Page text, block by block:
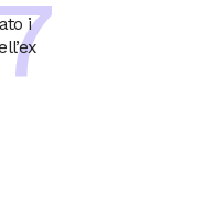
i